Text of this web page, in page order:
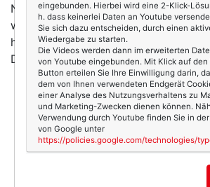
Name schon sagt, an die fabelhaften
wendet. (Mehr Hintergründe zu
hier .) Meine erste Tat war, das
Donnersblog vorzustellen. Meine
eingebunden. Hierbei wird eine 2-Klick-
h. dass keinerlei Daten an Youtube
Sie sich dazu entscheiden, durch einen
Wiedergabe zu starten.
Die Videos werden dann im erweiterten
von Youtube eingebunden. Mit Klick auf
Button erteilen Sie Ihre Einwilligung darin,
dem von Ihnen verwendeten Endgerät
einer Analyse des Nutzungsverhaltens zu
und Marketing-Zwecken dienen können.
Verwendung durch Youtube finden Sie in
von Google unter
https://policies.google.com/technologies/